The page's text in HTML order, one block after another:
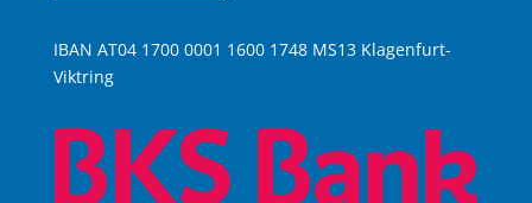
IBAN AT04 1700 0001 1600 1748 MS13 Klagenfurt-
Viktring